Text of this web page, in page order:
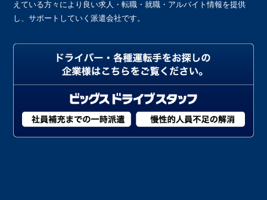
えている方々により良い求人・転職・就職・アルバイト情報を提供
し、サポートしていく派遣会社です。